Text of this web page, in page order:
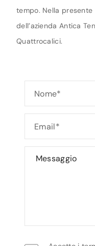
tempo. Nella
dell’azienda Antica
Quattrocalici.